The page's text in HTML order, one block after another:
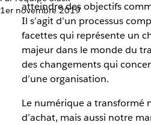
1er novembre 2019
atteindre des objectifs
Il s’agit d’un processus
facettes qui représente un
majeur dans le monde du
des changements qui
d’une organisation.
Le numérique a transformé
d’achat, mais aussi notre